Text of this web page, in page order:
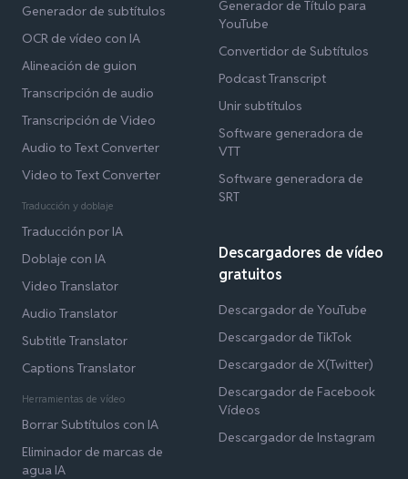
Generador de subtítulos
OCR de vídeo con IA
Alineación de guion
Transcripción de audio
Transcripción de Video
Audio to Text Converter
Video to Text Converter
Traducción y doblaje
Traducción por IA
Doblaje con IA
Video Translator
Audio Translator
Subtitle Translator
Captions Translator
Herramientas de vídeo
Borrar Subtítulos con IA
Eliminador de marcas de
agua IA
Generador de Título para
YouTube
Convertidor de Subtítulos
Podcast Transcript
Unir subtítulos
Software generadora de
VTT
Software generadora de
SRT
Descargadores de vídeo
gratuitos
Descargador de YouTube
Descargador de TikTok
Descargador de X(Twitter)
Descargador de Facebook
Vídeos
Descargador de Instagram